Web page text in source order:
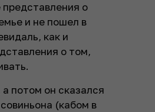
о
и не пошел в
как и
о том,
потом он сказался
(кабом в